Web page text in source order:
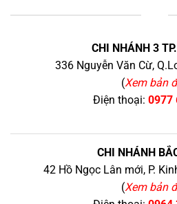
CHI NHÁNH 3
336 Nguyễn Văn Cừ,
(Xem bản
Điện thoại: 0977
CHI NHÁNH
42 Hồ Ngọc Lân mới, P.
(Xem bản